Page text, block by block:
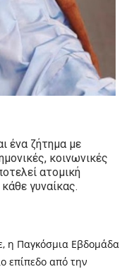
ένα ζήτημα με
κοινωνικές
ατομική
γυναίκας.
η Παγκόσμια Εβδομάδα
επίπεδο από την